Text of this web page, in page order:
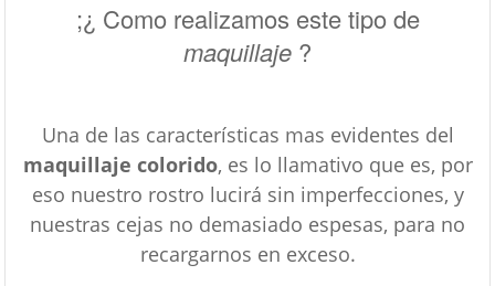
;¿ Como realizamos este tipo de
maquillaje ?
Una de las características mas evidentes del
maquillaje colorido, es lo llamativo que es, por
eso nuestro rostro lucirá sin imperfecciones, y
nuestras cejas no demasiado espesas, para no
recargarnos en exceso.